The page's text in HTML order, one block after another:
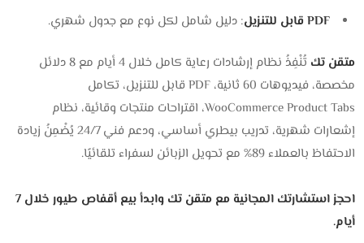
PDF قابل للتنزيل
: دليل شامل لكل نوع مع جدول شهري.
متقن تك
تُنْفِذُ نظام إرشادات رعاية كامل خلال 4 أيام مع 8 دلائل
مخصصة، فيديوهات 60 ثانية، PDF قابل للتنزيل، تكامل
WooCommerce Product Tabs، اقتراحات منتجات وقائية، نظام
إشعارات شهرية، تدريب بيطري أساسي، ودعم فني 24/7 يُضْمِنُ زيادة
الاحتفاظ بالعملاء 89% مع تحويل الزبائن لسفراء تلقائيًا.
احجز استشارتك المجانية مع متقن تك وابدأ بيع أقفاص طيور خلال 7
أيام.